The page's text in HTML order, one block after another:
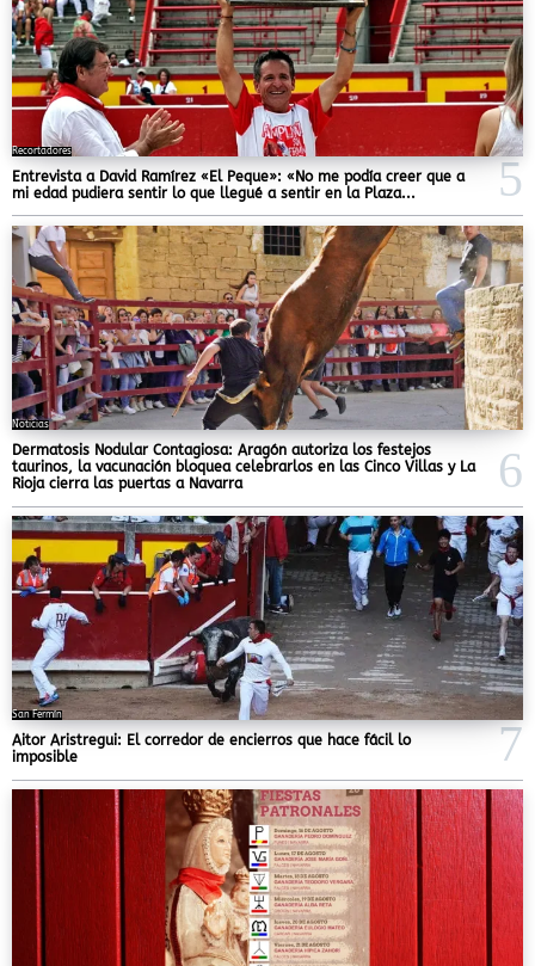
Recortadores
Entrevista a David Ramírez «El Peque»: «No me podía creer que a
mi edad pudiera sentir lo que llegué a sentir en la Plaza...
Noticias
Dermatosis Nodular Contagiosa: Aragón autoriza los festejos
taurinos, la vacunación bloquea celebrarlos en las Cinco Villas y La
Rioja cierra las puertas a Navarra
San Fermín
Aitor Aristregui: El corredor de encierros que hace fácil lo
imposible